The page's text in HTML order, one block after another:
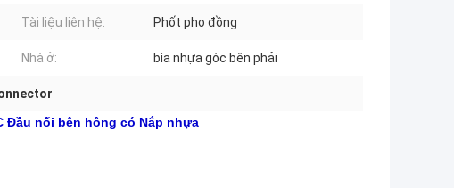
Tài liệu liên hệ: Phốt pho đồng
Nhà ở: bìa nhựa góc bên phải
Đầu nối bên hông có Nắp nhựa